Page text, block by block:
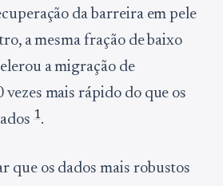
da barreira em pele
a mesma fração de baixo
a migração de
mais rápido do que os
1.
que os dados mais robustos